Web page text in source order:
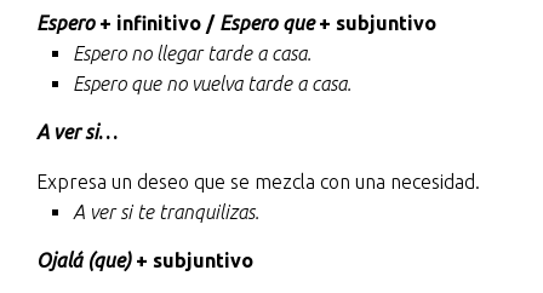
Espero+ infinitivo / Espero que+ subjuntivo
Espero no llegar tarde a casa.
Espero que no vuelva tarde a casa.
A ver si…
Expresa un deseo que se mezcla con una necesidad.
A ver si te tranquilizas.
Ojalá (que)+ subjuntivo